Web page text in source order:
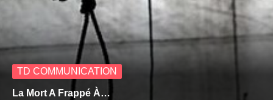
TD COMMUNICATION
La Mort A Frappé À…